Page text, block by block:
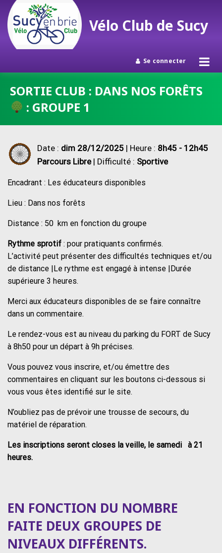
contenu
Vélo Club de Sucy
Se connecter
SORTIE CLUB : DANS NOS FORÊTS
: GROUPE 1
Date : dim 28/12/2025 | Heure : 8h45 - 12h45
Parcours Libre| Difficulté : Sportive
Encadrant : Les éducateurs disponibles
Lieu : Dans nos forêts
Distance : 50 km en fonction du groupe
Rythme sprotif : pour pratiquants confirmés.
L’activité peut présenter des difficultés techniques et/ou
de distance |Le rythme est engagé à intense |Durée
supérieure 3 heures.
Merci aux éducateurs disponibles de se faire connaître
dans un commentaire.
Le rendez-vous est au niveau du parking du FORT de Sucy
à 8h50 pour un départ à 9h précises.
Vous pouvez vous inscrire, et/ou émettre des
commentaires en cliquant sur les boutons ci-dessous si
vous vous êtes identifié sur le site.
N’oubliez pas de prévoir une trousse de secours, du
matériel de réparation.
Les inscriptions seront closes la veille, le samedi à 21
heures.
EN FONCTION DU NOMBRE
FAITE DEUX GROUPES DE
NIVEAUX DIFFÉRENTS.